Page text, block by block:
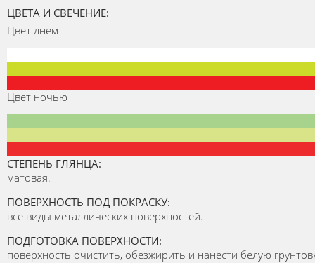
ЦВЕТА И СВЕЧЕНИЕ:
Цвет днем
Цвет ночью
СТЕПЕНЬ ГЛЯНЦА:
матовая.
ПОВЕРХНОСТЬ ПОД ПОКРАСКУ:
все виды металлических поверхностей.
ПОДГОТОВКА ПОВЕРХНОСТИ:
поверхность очистить, обезжирить и нанести белую